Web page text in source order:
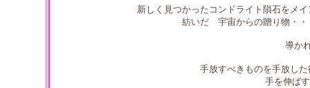
新しく見つかったコンドライト隕石を
紡いだ 宇宙からの贈り物・・
導か
手放すべきものを手放し
手を伸ば